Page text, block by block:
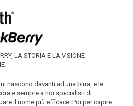
DEI
PRODOTTI
LA STORIA E LA VISIONE
nascono davanti ad una birra, e le
e sempre a noi specialisti di
il nome più efficace. Poi per capire